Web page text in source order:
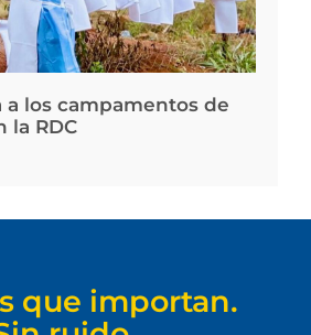
a los campamentos de
la RDC
que importan.